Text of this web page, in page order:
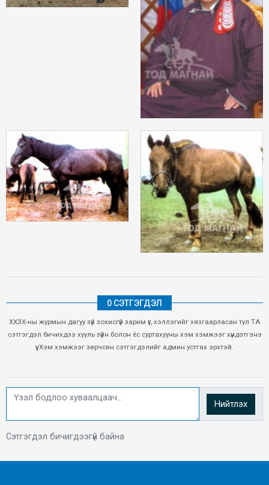
0 СЭТГЭГДЭЛ
ХХЗХ-ны журмын дагуу зүй зохисгүй зарим үг, хэллэгийг хязгаарласан тул ТА
сэтгэгдэл бичихдээ хууль зүйн болон ёс суртахууны хэм хэмжээг хүндэтгэнэ
үү. Хэм хэмжээг зөрчсөн сэтгэгдэлийг админ устгах эрхтэй.
Нийтлэх
Сэтгэгдэл бичигдээгүй байна